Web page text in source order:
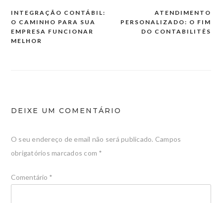
Navegação
de
INTEGRAÇÃO CONTÁBIL:
O CAMINHO PARA SUA
EMPRESA FUNCIONAR
MELHOR
ATENDIMENTO
PERSONALIZADO: O FIM
DO CONTABILITÊS
DEIXE UM COMENTÁRIO
O seu endereço de email não será publicado. Campos
obrigatórios marcados com *
Comentário *